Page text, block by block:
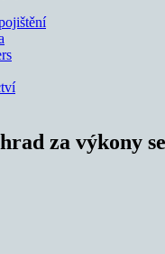
za výkony